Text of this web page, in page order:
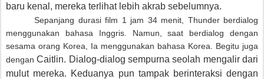
baru kenal, mereka terlihat lebih akrab sebelumnya.
Sepanjang durasi film 1 jam 34 menit, Thunder berdialog
menggunakan bahasa Inggris. Namun, saat berdialog dengan
sesama orang Korea, Ia menggunakan bahasa Korea. Begitu juga
denganCaitlin. Dialog-dialog sempurna seolah mengalir dari
mulut mereka. Keduanya pun tampak berinteraksi dengan